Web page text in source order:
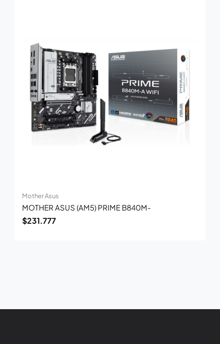
Mother Asus
MOTHER ASUS (AM5) PRIME B840M-
$231.777